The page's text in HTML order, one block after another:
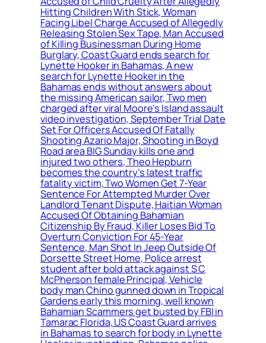
Hitting Children With Stick, Woman
Facing Libel Charge Accused of Allegedly
Releasing Stolen Sex Tape, Man Accused
of Killing Businessman During Home
Burglary, Coast Guard ends search for
Lynette Hooker in Bahamas, A new
search for Lynette Hooker in the
Bahamas ends without answers about
the missing American sailor, Two men
charged after viral Moore’s Island assault
video investigation, September Trial Date
Set For Officers Accused Of Fatally
Shooting Azario Major, Shooting in Boyd
Road area BIG Sunday kills one and
injured two others, Theo Hepburn
becomes the country’s latest traffic
fatality victim, Two Women Get 7-Year
Sentence For Attempted Murder Over
Landlord Tenant Dispute, Haitian Woman
Accused Of Obtaining Bahamian
Citizenship By Fraud, Killer Loses Bid To
Overturn Conviction For 45-Year
Sentence, Man Shot In Jeep Outside Of
Dorsette Street Home, Police arrest
student after bold attack against S C
McPherson female Principal, Vehicle
body man Chino gunned down in Tropical
Gardens early this morning, well known
Bahamian Scammers get busted by FBI in
Tamarac Florida, US Coast Guard arrives
in Bahamas to search for body in Lynette